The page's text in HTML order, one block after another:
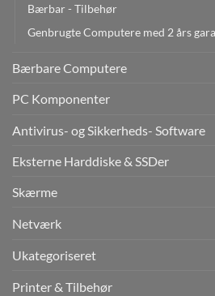
Bærbar - Tilbehør
Genbrugte Computere med 2 års
Bærbare Computere
PC Komponenter
Antivirus- og Sikkerheds- Software
Eksterne Harddiske & SSDer
Skærme
Netværk
Ukategoriseret
Printer & Tilbehør